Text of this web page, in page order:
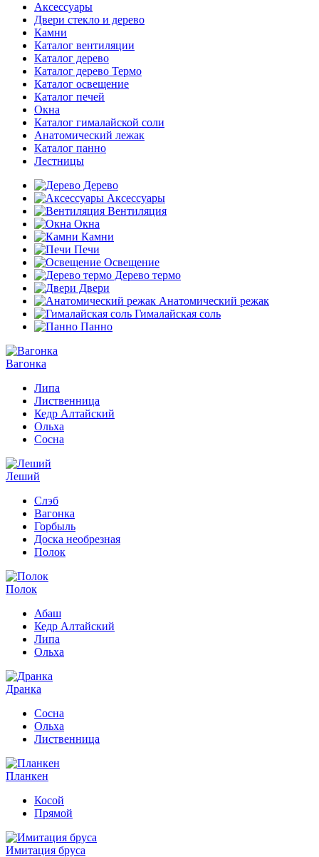
Аксессуары
Двери стекло и дерево
Камни
Каталог вентиляции
Каталог дерево
Каталог дерево Термо
Каталог освещение
Каталог печей
Окна
Каталог гималайской соли
Анатомический лежак
Каталог панно
Лестницы
Дерево
Аксессуары
Вентиляция
Окна
Камни
Печи
Освещение
Дерево термо
Двери
Анатомический режак
Гималайская соль
Панно
Вагонка
Липа
Лиственница
Кедр Алтайский
Ольха
Сосна
Леший
Слэб
Вагонка
Горбыль
Доска необрезная
Полок
Полок
Абаш
Кедр Алтайский
Липа
Ольха
Дранка
Сосна
Ольха
Лиственница
Планкен
Косой
Прямой
Имитация бруса